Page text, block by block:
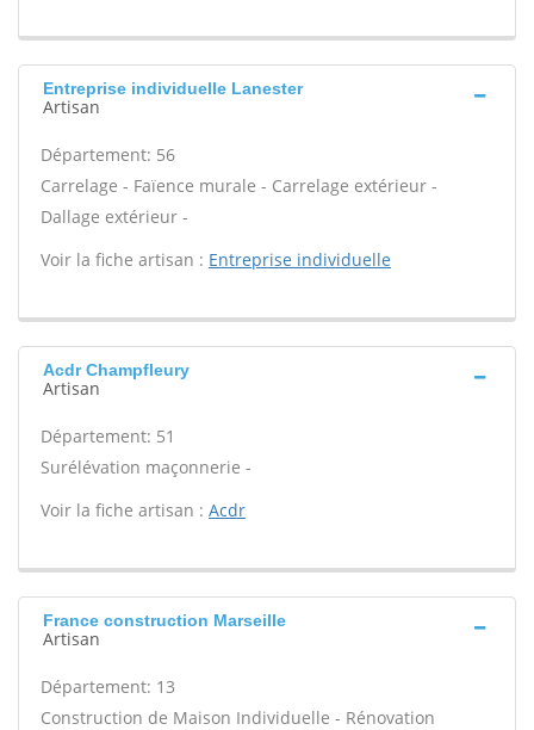
Entreprise individuelle Lanester
Artisan
Département: 56
Carrelage - Faïence murale - Carrelage extérieur -
Dallage extérieur -
Voir la fiche artisan : Entreprise individuelle
Acdr Champfleury
Artisan
Département: 51
Surélévation maçonnerie -
Voir la fiche artisan : Acdr
France construction Marseille
Artisan
Département: 13
Construction de Maison Individuelle - Rénovation